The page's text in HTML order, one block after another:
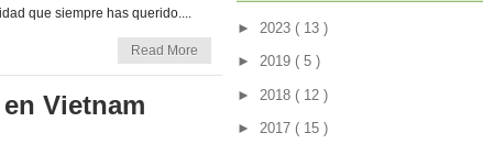
que siempre has querido....
Read More
Vietnam
► 2023 ( 13 )
► 2019 ( 5 )
► 2018 ( 12 )
► 2017 ( 15 )